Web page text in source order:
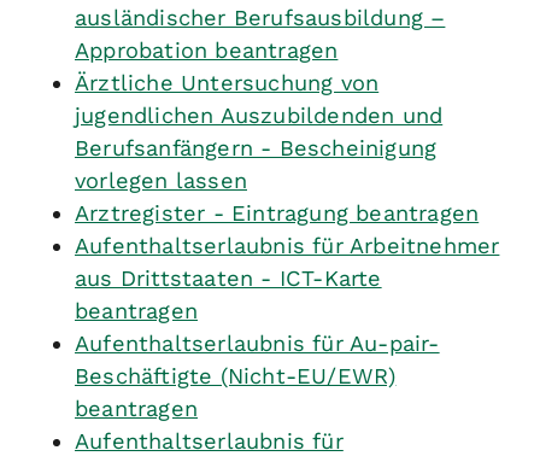
ausländischer Berufsausbildung –
Approbation beantragen
Ärztliche Untersuchung von
jugendlichen Auszubildenden und
Berufsanfängern - Bescheinigung
vorlegen lassen
Arztregister - Eintragung beantragen
Aufenthaltserlaubnis für Arbeitnehmer
aus Drittstaaten - ICT-Karte
beantragen
Aufenthaltserlaubnis für Au-pair-
Beschäftigte (Nicht-EU/EWR)
beantragen
Aufenthaltserlaubnis für